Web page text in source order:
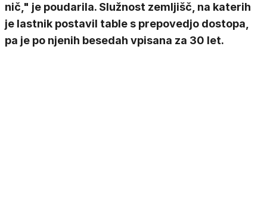
nič," je poudarila. Služnost zemljišč, na katerih
je lastnik postavil table s prepovedjo dostopa,
pa je po njenih besedah vpisana za 30 let.